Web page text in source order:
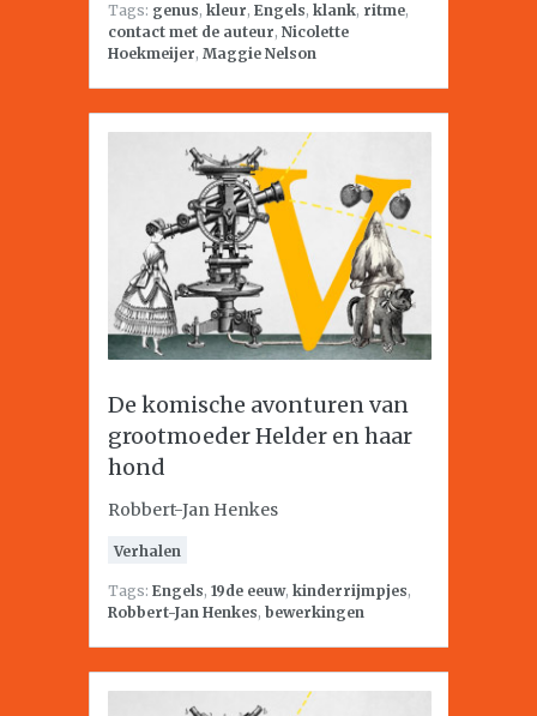
Tags: genus, kleur, Engels, klank, ritme,
contact met de auteur, Nicolette
Hoekmeijer, Maggie Nelson
De komische avonturen van
grootmoeder Helder en haar
hond
Robbert-Jan Henkes
Verhalen
Tags: Engels, 19de eeuw, kinderrijmpjes,
Robbert-Jan Henkes, bewerkingen